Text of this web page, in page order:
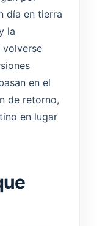
día en tierra
la
volverse
en el
de retorno,
en lugar